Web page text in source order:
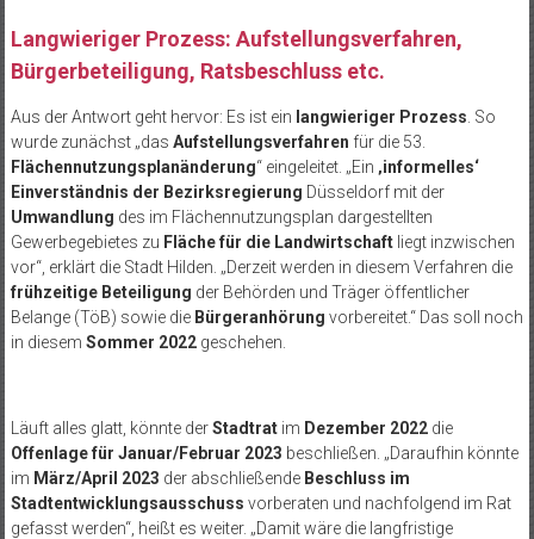
Langwieriger Prozess: Aufstellungsverfahren,
Bürgerbeteiligung, Ratsbeschluss etc.
Aus der Antwort geht hervor: Es ist ein langwieriger Prozess . So
wurde zunächst „das Aufstellungsverfahren für die 53.
Flächennutzungsplanänderung“ eingeleitet. „Ein ‚informelles‘
Einverständnis der Bezirksregierung Düsseldorf mit der
Umwandlung des im Flächennutzungsplan dargestellten
Gewerbegebietes zu Fläche für die Landwirtschaftliegt inzwischen
vor“, erklärt die Stadt Hilden. „Derzeit werden in diesem Verfahren die
frühzeitige Beteiligung der Behörden und Träger öffentlicher
Belange (TöB) sowie die Bürgeranhörung vorbereitet.“ Das soll noch
in diesem Sommer 2022geschehen.
Läuft alles glatt, könnte derStadtratim Dezember 2022die
Offenlage für Januar/Februar 2023 beschließen. „Daraufhin könnte
im März/April 2023 der abschließende Beschluss im
Stadtentwicklungsausschuss vorberaten und nachfolgend im Rat
gefasst werden“, heißt es weiter. „Damit wäre die langfristige